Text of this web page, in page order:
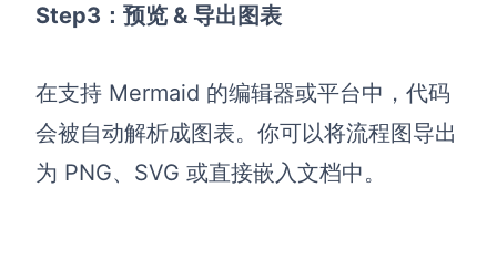
Step3：预览 & 导出图表
在支持 Mermaid 的编辑器或平台中，代码
会被自动解析成图表。你可以将流程图导出
为 PNG、SVG 或直接嵌入文档中。